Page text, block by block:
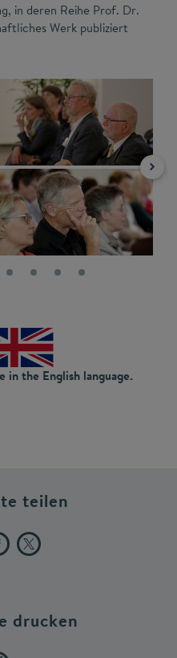
in deren Reihe Prof. Dr.
Werk publiziert
in the English language.
teilen
drucken